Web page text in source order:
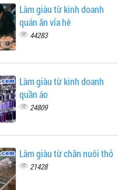
Làm giàu từ kinh doanh
quán ăn vỉa hè
44283
Làm giàu từ kinh doanh
quần áo
24809
Làm giàu từ chăn nuôi thỏ
21428